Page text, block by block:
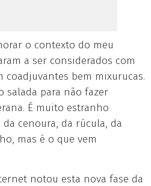
o contexto do meu
a ser considerados com
coadjuvantes bem mixurucas.
salada para não fazer
É muito estranho
cenoura, da rúcula, da
mas é o que vem
notou esta nova fase da